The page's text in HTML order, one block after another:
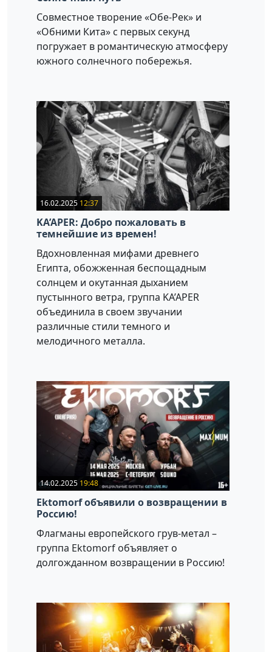
Совместное творение «Обе-Рек» и
«Обними Кита» с первых секунд
погружает в романтическую атмосферу
южного солнечного побережья.
16.02.2025 12:37
KA’APER: Добро пожаловать в
темнейшие из времен!
Вдохновленная мифами древнего
Египта, обожженная беспощадным
солнцем и окутанная дыханием
пустынного ветра, группа KA’APER
объединила в своем звучании
различные стили темного и
мелодичного металла.
14.02.2025 19:48
Ektomorf объявили о возвращении в
Россию!
Флагманы европейского грув-метал –
группа Ektomorf объявляет о
долгожданном возвращении в Россию!